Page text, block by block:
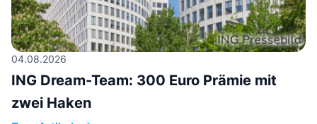
04.08.2026
ING Dream-Team: 300 Euro Prämie mit
zwei Haken